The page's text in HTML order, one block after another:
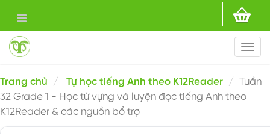
Trang chủ Tự học tiếng Anh theo K12Reader
Tuần
32 Grade 1 - Học từ vựng và luyện đọc tiếng Anh theo
K12Reader & các nguồn bổ trợ